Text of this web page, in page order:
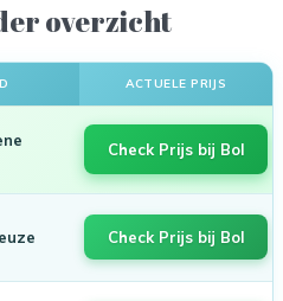
overzicht
ACTUELE PRIJS
Check Prijs bij Bol
Check Prijs bij Bol